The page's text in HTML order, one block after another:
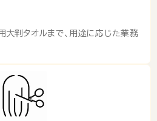
大判タオルまで、用途に応じた業務